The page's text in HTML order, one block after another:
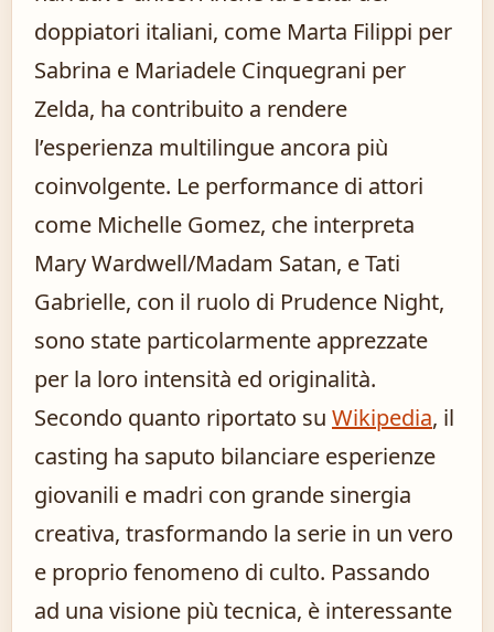
doppiatori italiani, come Marta Filippi per
Sabrina e Mariadele Cinquegrani per
Zelda, ha contribuito a rendere
l’esperienza multilingue ancora più
coinvolgente. Le performance di attori
come Michelle Gomez, che interpreta
Mary Wardwell/Madam Satan, e Tati
Gabrielle, con il ruolo di Prudence Night,
sono state particolarmente apprezzate
per la loro intensità ed originalità.
Secondo quanto riportato su Wikipedia, il
casting ha saputo bilanciare esperienze
giovanili e madri con grande sinergia
creativa, trasformando la serie in un vero
e proprio fenomeno di culto. Passando
ad una visione più tecnica, è interessante